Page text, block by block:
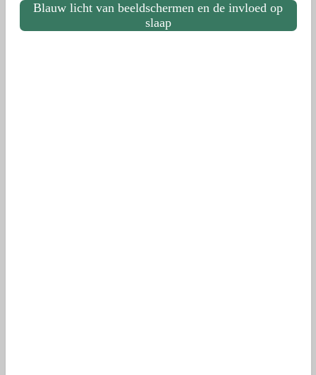
Blauw licht van beeldschermen en de invloed op
slaap